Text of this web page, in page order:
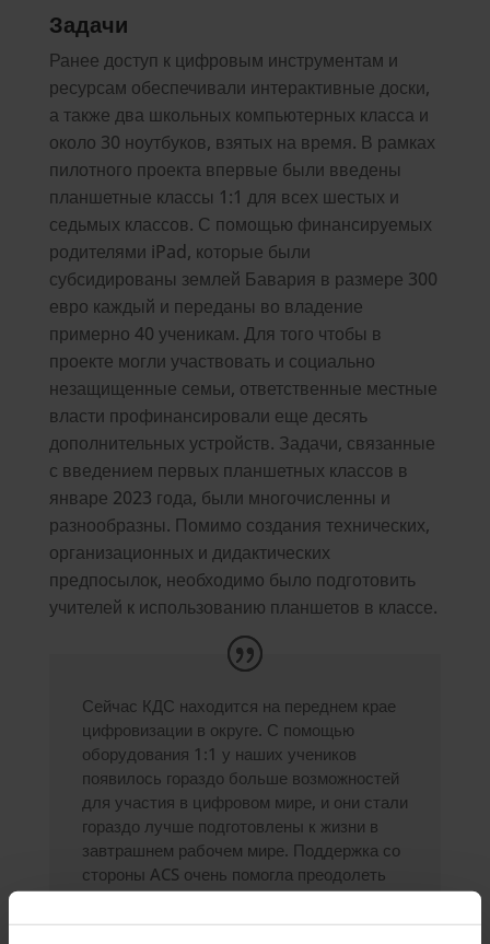
Задачи
Ранее доступ к цифровым инструментам и
ресурсам обеспечивали интерактивные доски,
а также два школьных компьютерных класса и
около 30 ноутбуков, взятых на время. В рамках
пилотного проекта впервые были введены
планшетные классы 1:1 для всех шестых и
седьмых классов. С помощью финансируемых
родителями iPad, которые были
субсидированы землей Бавария в размере 300
евро каждый и переданы во владение
примерно 40 ученикам. Для того чтобы в
проекте могли участвовать и социально
незащищенные семьи, ответственные местные
власти профинансировали еще десять
дополнительных устройств. Задачи, связанные
с введением первых планшетных классов в
январе 2023 года, были многочисленны и
разнообразны. Помимо создания технических,
организационных и дидактических
предпосылок, необходимо было подготовить
учителей к использованию планшетов в классе.
Сейчас КДС находится на переднем крае
цифровизации в округе. С помощью
оборудования 1:1 у наших учеников
появилось гораздо больше возможностей
для участия в цифровом мире, и они стали
гораздо лучше подготовлены к жизни в
завтрашнем рабочем мире. Поддержка со
стороны ACS очень помогла преодолеть
все трудности и эффективно
использовать устройства в классе".